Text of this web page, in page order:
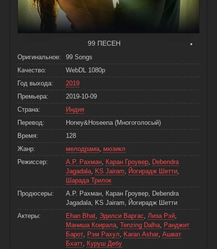
99 ПЕСЕН
Оригинальное:
99 Songs
Качество:
WebDL 1080p
Год выхода:
2019
Премьера:
2019-10-09
Страна:
Индия
Перевод:
Honey&Hoseena (Многоголосый)
Время:
128
Жанр:
мелодрама, мюзикл
Режиссер:
А.Р. Рахман, Каран Гроувер, Debendra
Jagadala, KS Jairam, Йогирадж Шетти,
Шарада Трилок
Продюсеры:
А.Р. Рахман, Каран Гроувер, Debendra
Jagadala, KS Jairam, Йогирадж Шетти
Актеры:
Ehan Bhat, Эдилси Варгас, Лиза Рэй,
Маниша Коирала, Tenzing Dalha, Ранджит
Барот, Рэм Рахул, Karan Ashar, Ашват
Бхатт, Куруш Дебу